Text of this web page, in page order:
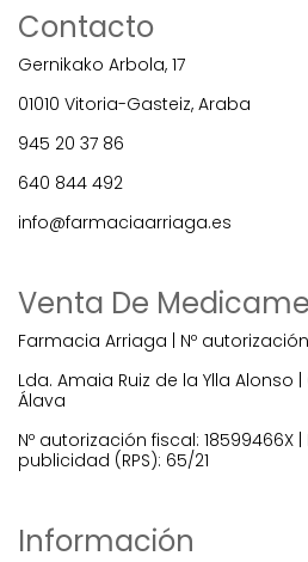
Contacto
Gernikako Arbola, 17
01010 Vitoria-Gasteiz, Araba
945 20 37 86
640 844 492
info@farmaciaarriaga.es
Venta De
Farmacia Arriaga | Nº
Lda. Amaia Ruiz de la Ylla Alonso
Álava
Nº autorización fiscal: 18599466X
publicidad (RPS): 65/21
Información